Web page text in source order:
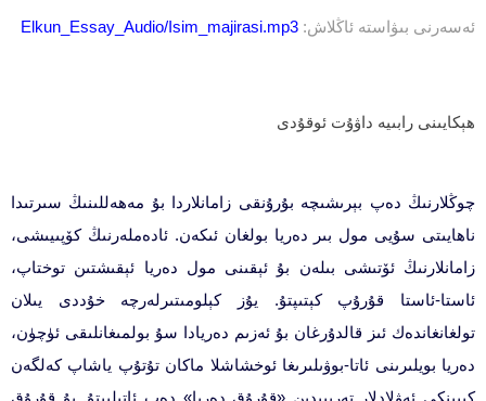
ئەسەرنى بىۋاستە ئاڭلاش: Elkun_Essay_Audio/Isim_majirasi.mp3
ھېكايىنى رابىيە داۋۇت ئوقۇدى
چوڭلارنىڭ دەپ بېرىشىچە بۇرۇنقى زامانلاردا بۇ مەھەللىنىڭ سىرتىدا
ناھايىتى سۇيى مول بىر دەريا بولغان ئىكەن. ئادەملەرنىڭ كۆپىيىشى،
زامانلارنىڭ ئۆتىشى بىلەن بۇ ئېقىنى مول دەريا ئېقىشتىن توختاپ،
ئاستا-ئاستا قۇرۇپ كېتىپتۇ. يۇز كېلومىتىرلەرچە خۇددى يىلان
تولغانغاندەك ئىز قالدۇرغان بۇ ئەزىم دەريادا سۇ بولمىغانلىقى ئۈچۈن،
دەريا بويلىرىنى ئاتا-بوۋىلىرىغا ئوخشاشلا ماكان تۇتۇپ ياشاپ كەلگەن
كىيىنكى ئەۋلادلار تەرىپىدىن «قۇرۇق دەريا» دەپ ئاتىلىپتۇ. بۇ قۇرۇق